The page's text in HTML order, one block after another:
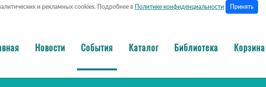
и рекламных cookies. Подробнее в Политике конфиденциальности Принять
Новости События Каталог Библиотека Корзина